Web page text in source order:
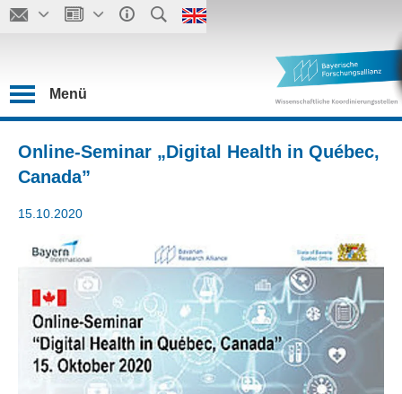
Menü
Online-Seminar „Digital Health in Québec,
Canada”
15.10.2020